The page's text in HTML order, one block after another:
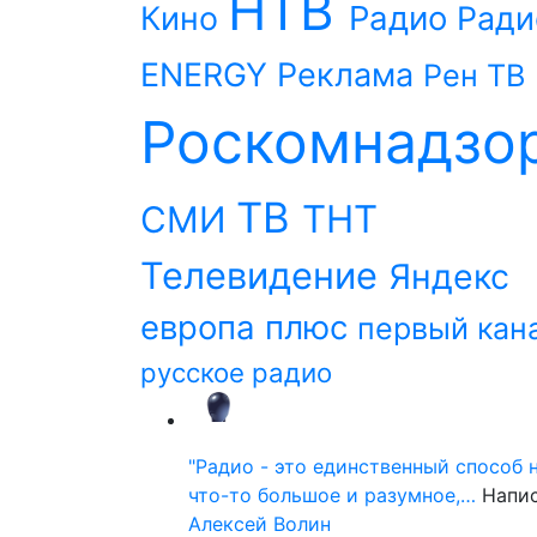
Кино Радио
ENERGY Реклама Рен ТВ
СМИ ТВ ТНТ
Телевидение Яндекс
европа плюс первый
русское радио
"Радио - это единственный способ
что-то большое и разумное,…
Алексей Волин